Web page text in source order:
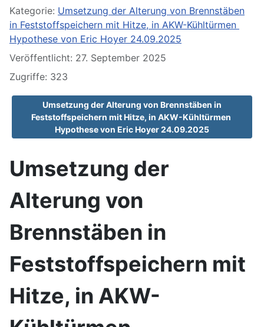
Kategorie: Umsetzung der Alterung von Brennstäben
in Feststoffspeichern mit Hitze, in AKW-Kühltürmen
Hypothese von Eric Hoyer 24.09.2025
Veröffentlicht: 27. September 2025
Zugriffe: 323
Umsetzung der Alterung von Brennstäben in
Feststoffspeichern mit Hitze, in AKW-Kühltürmen
Hypothese von Eric Hoyer 24.09.2025
Umsetzung der
Alterung von
Brennstäben in
Feststoffspeichern mit
Hitze, in AKW-